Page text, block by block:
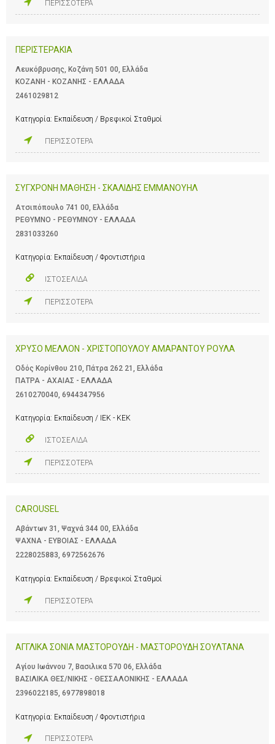
ΠΕΡΙΣΣΟΤΕΡΑ
ΠΕΡΙΣΤΕΡΑΚΙΑ
Λευκόβρυσης, Κοζάνη 501 00, Ελλάδα
ΚΟΖΑΝΗ - ΚΟΖΑΝΗΣ - ΕΛΛΑΔΑ
2461029812
Κατηγορία: Εκπαίδευση / Βρεφικοί Σταθμοί
ΠΕΡΙΣΣΟΤΕΡΑ
ΣΥΓΧΡΟΝΗ ΜΑΘΗΣΗ - ΣΚΑΛΙΔΗΣ ΕΜΜΑΝΟΥΗΛ
Ατσιπόπουλο 741 00, Ελλάδα
ΡΕΘΥΜΝΟ - ΡΕΘΥΜΝΟΥ - ΕΛΛΑΔΑ
2831033260
Κατηγορία: Εκπαίδευση / Φροντιστήρια
ΙΣΤΟΣΕΛΙΔΑ
ΠΕΡΙΣΣΟΤΕΡΑ
ΧΡΥΣΟ ΜΕΛΛΟΝ - ΧΡΙΣΤΟΠΟΥΛΟΥ ΑΜΑΡΑΝΤΟΥ ΡΟΥΛΑ
Οδός Κορίνθου 210, Πάτρα 262 21, Ελλάδα
ΠΑΤΡΑ - ΑΧΑΙΑΣ - ΕΛΛΑΔΑ
2610270040 6944347956
Κατηγορία: Εκπαίδευση / ΙΕΚ - ΚΕΚ
ΙΣΤΟΣΕΛΙΔΑ
ΠΕΡΙΣΣΟΤΕΡΑ
CAROUSEL
Αβάντων 31, Ψαχνά 344 00, Ελλάδα
ΨΑΧΝΑ - ΕΥΒΟΙΑΣ - ΕΛΛΑΔΑ
2228025883, 6972562676
Κατηγορία: Εκπαίδευση / Βρεφικοί Σταθμοί
ΠΕΡΙΣΣΟΤΕΡΑ
ΑΓΓΛΙΚΑ ΣΟΝΙΑ ΜΑΣΤΟΡΟΥΔΗ - ΜΑΣΤΟΡΟΥΔΗ ΣΟΥΛΤΑΝΑ
Αγίου Ιωάννου 7, Βασιλικα 570 06, Ελλάδα
ΒΑΣΙΛΙΚΑ ΘΕΣ/ΝΙΚΗΣ - ΘΕΣΣΑΛΟΝΙΚΗΣ - ΕΛΛΑΔΑ
2396022185, 6977898018
Κατηγορία: Εκπαίδευση / Φροντιστήρια
ΠΕΡΙΣΣΟΤΕΡΑ